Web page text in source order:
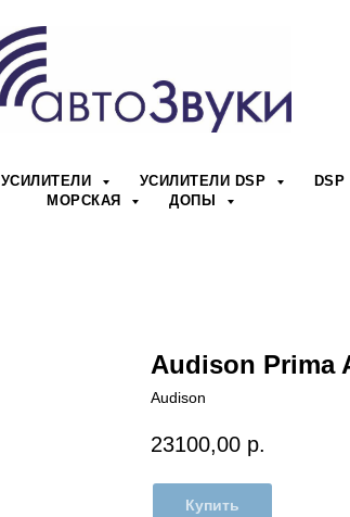
УСИЛИТЕЛИ УСИЛИТЕЛИ DSP DSP
МОРСКАЯ
ДОПЫ
Audison Prima
Audison
23100,00 р.
Купить